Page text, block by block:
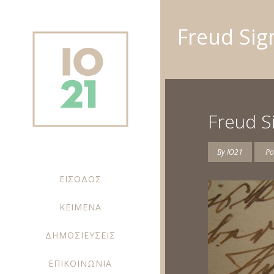
ΕΙΣΟΔΟΣ
ΚΕΙΜΕΝΑ
ΔΗΜΟΣΙΕΥΣΕΙΣ
ΕΠΙΚΟΙΝΩΝΙΑ
Freud
Freud
ByIO21